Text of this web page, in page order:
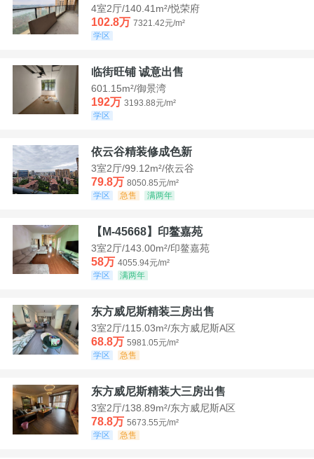
4室2厅/140.41m²/悦荣府
102.8万 7321.42元/m²
学区
临街旺铺 诚意出售
601.15m²/御景湾
192万 3193.88元/m²
学区
依云谷精装修成色新
3室2厅/99.12m²/依云谷
79.8万 8050.85元/m²
学区
急售 满两年
【M-45668】印鳌嘉苑
3室2厅/143.00m²/印鳌嘉苑
58万 4055.94元/m²
学区
满两年
东方威尼斯精装三房出售
3室2厅/115.03m²/东方威尼斯A区
68.8万 5981.05元/m²
学区
急售
东方威尼斯精装大三房出售
3室2厅/138.89m²/东方威尼斯A区
78.8万 5673.55元/m²
学区
急售